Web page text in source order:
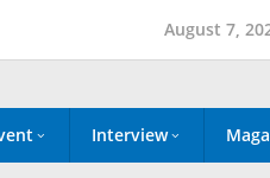
August 7,
Interview